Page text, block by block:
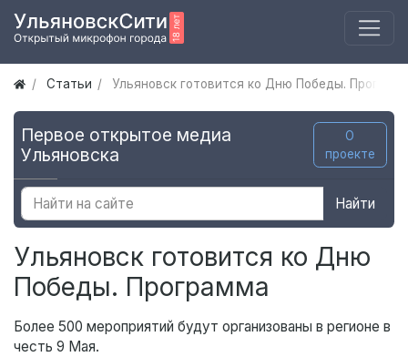
Статьи Ульяновск готовится ко Дню Победы.
Первое открытое медиа
Ульяновска
О
проекте
Найти
Ульяновск готовится ко Дню
Победы. Программа
Более 500 мероприятий будут организованы в регионе в
честь 9 Мая.